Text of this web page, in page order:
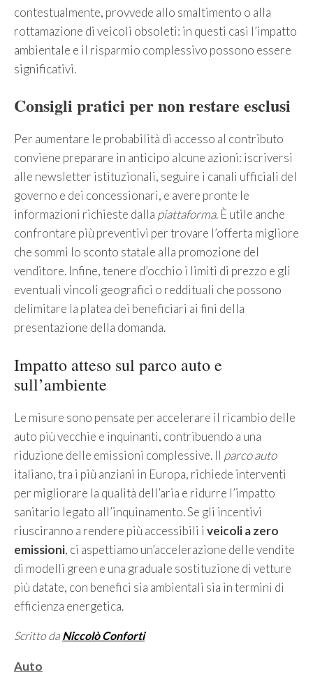
contestualmente, provvede allo smaltimento o alla
rottamazione di veicoli obsoleti: in questi casi l’impatto
ambientale e il risparmio complessivo possono essere
significativi.
Consigli pratici per non restare esclusi
Per aumentare le probabilità di accesso al contributo
conviene preparare in anticipo alcune azioni: iscriversi
alle newsletter istituzionali, seguire i canali ufficiali del
governo e dei concessionari, e avere pronte le
informazioni richieste dalla piattaforma. È utile anche
confrontare più preventivi per trovare l’offerta migliore
che sommi lo sconto statale alla promozione del
venditore. Infine, tenere d’occhio i limiti di prezzo e gli
eventuali vincoli geografici o reddituali che possono
delimitare la platea dei beneficiari ai fini della
presentazione della domanda.
Impatto atteso sul parco auto e
sull’ambiente
Le misure sono pensate per accelerare il ricambio delle
auto più vecchie e inquinanti, contribuendo a una
riduzione delle emissioni complessive. Il parco auto
italiano, tra i più anziani in Europa, richiede interventi
per migliorare la qualità dell’aria e ridurre l’impatto
sanitario legato all’inquinamento. Se gli incentivi
riusciranno a rendere più accessibili i veicoli a zero
emissioni, ci aspettiamo un’accelerazione delle vendite
di modelli green e una graduale sostituzione di vetture
più datate, con benefici sia ambientali sia in termini di
efficienza energetica.
Scritto da Niccolò Conforti
Categorie
Auto